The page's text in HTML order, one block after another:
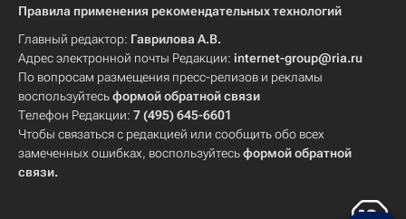
Правила применения рекомендательных технологий
Главный редактор: Гаврилова А.В.
Адрес электронной почты Редакции: internet-group@ria.ru
По вопросам размещения пресс-релизов и рекламы
воспользуйтесьформой обратной связи
Телефон Редакции: 7 (495) 645-6601
Чтобы связаться с редакцией или сообщить обо всех
замеченных ошибках, воспользуйтесьформой обратной
связи.